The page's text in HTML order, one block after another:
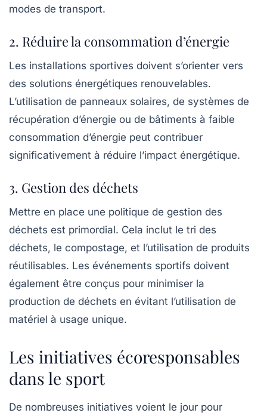
modes de transport.
2. Réduire la consommation d’énergie
Les installations sportives doivent s’orienter vers
des solutions énergétiques renouvelables.
L’utilisation de panneaux solaires, de systèmes de
récupération d’énergie ou de bâtiments à faible
consommation d’énergie peut contribuer
significativement à réduire l’impact énergétique.
3. Gestion des déchets
Mettre en place une politique de gestion des
déchets est primordial. Cela inclut le tri des
déchets, le compostage, et l’utilisation de produits
réutilisables. Les événements sportifs doivent
également être conçus pour minimiser la
production de déchets en évitant l’utilisation de
matériel à usage unique.
Les initiatives écoresponsables
dans le sport
De nombreuses initiatives voient le jour pour